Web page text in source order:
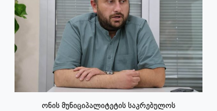
ონის მუნიციპალიტეტის საკრებულოს